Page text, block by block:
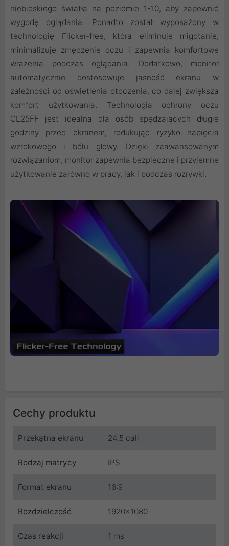
niebieskiego światła na poziomie 1-10, aby zapewnić
wygodę oglądania. Ponadto został wyposażony w
technologię Flicker-free, która eliminuje migotanie,
minimalizuje zmęczenie oczu i zapewnia komfortowe
wrażenia podczas oglądania. Dodatkowo, monitor
automatycznie dostosowuje jasność ekranu w
zależności od oświetlenia otoczenia, co dalej zwiększa
komfort użytkowania. Technologia ochrony oczu
CL25FF jest idealna dla osób spędzających długie
godziny przed ekranem, redukując ryzyko napięcia
wzrokowego i bólu głowy. Dzięki zaawansowanym
rozwiązaniom, monitor zapewnia bezpieczne i przyjemne
użytkowanie zarówno w pracy, jak i podczas rozrywki.
Cechy produktu
Przekątna ekranu 24.5 cali
Rodzaj matrycy IPS
Format ekranu 16:9
Rozdzielczość 1920x1080
Czas reakcji 1 ms